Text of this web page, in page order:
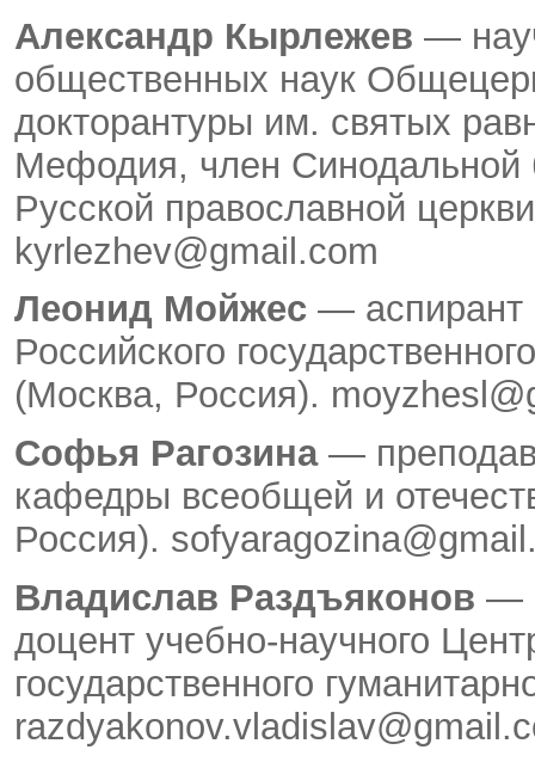
Александр Кырлежев —
общественных наук
докторантуры им. святых
Мефодия, член Синодальной
Русской православной
kyrlezhev@gmail.com
Леонид Мойжес — аспирант
Российского
(Москва, Россия).
Софья Рагозина—
кафедры всеобщей и
Россия).
Владислав Раздъяконов —
доцент учебно-научного
государственного